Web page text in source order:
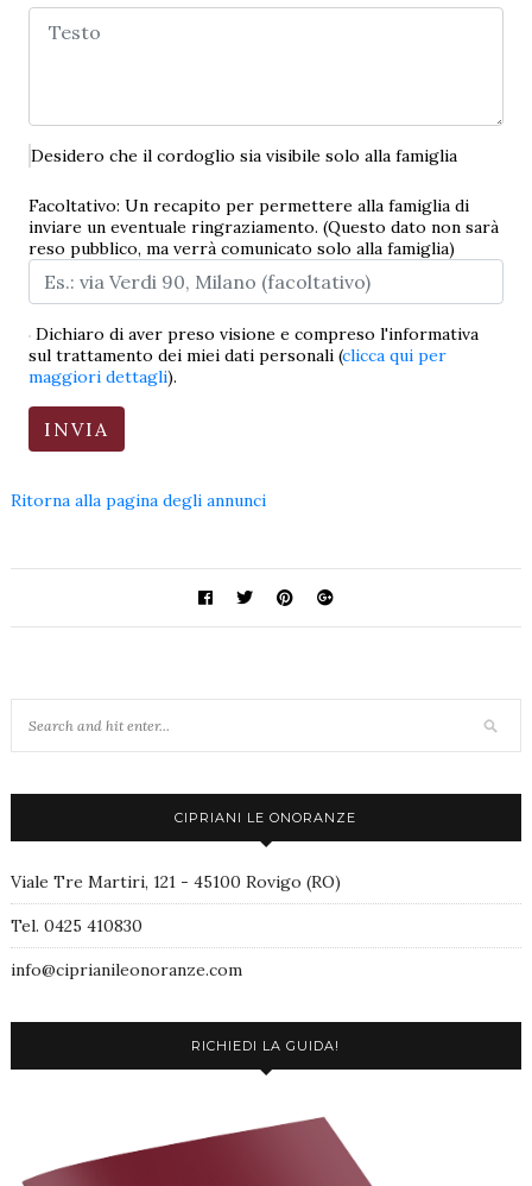
Desidero che il cordoglio sia visibile solo alla famiglia
Facoltativo: Un recapito per permettere alla famiglia di
inviare un eventuale ringraziamento. (Questo dato non sarà
reso pubblico, ma verrà comunicato solo alla famiglia)
Dichiaro di aver preso visione e compreso l'informativa
sul trattamento dei miei dati personali (clicca qui per
maggiori dettagli).
Ritorna alla pagina degli annunci
CIPRIANI LE ONORANZE
Viale Tre Martiri, 121 - 45100 Rovigo (RO)
Tel. 0425 410830
info@ciprianileonoranze.com
RICHIEDI LA GUIDA!